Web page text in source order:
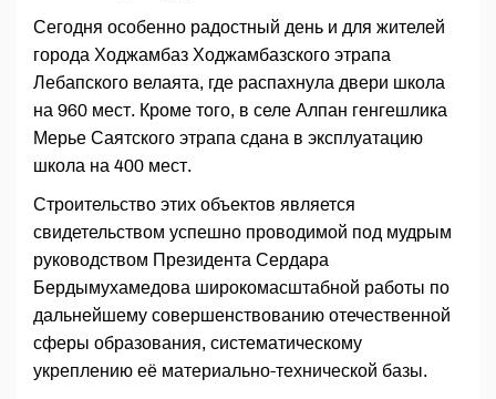
Сегодня особенно радостный день и для жителей
города Ходжамбаз Ходжамбазского этрапа
Лебапского велаята, где распахнула двери школа
на 960 мест. Кроме того, в селе Алпан генгешлика
Мерье Саятского этрапа сдана в эксплуатацию
школа на 400 мест.
Строительство этих объектов является
свидетельством успешно проводимой под мудрым
руководством Президента Сердара
Бердымухамедова широкомасштабной работы по
дальнейшему совершенствованию отечественной
сферы образования, систематическому
укреплению её материально-технической базы.